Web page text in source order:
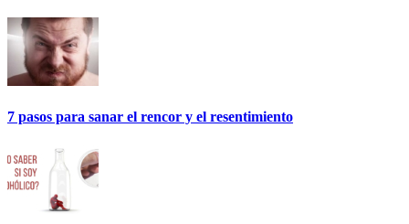
7 pasos para sanar el rencor y el resentimiento